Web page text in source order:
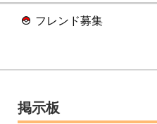
フレンド募集
掲示板